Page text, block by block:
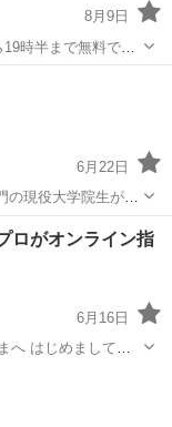
8月9日
6月22日
向き合います！ ｢単
読めない｣など、たく
ロがオンライン指
6月16日